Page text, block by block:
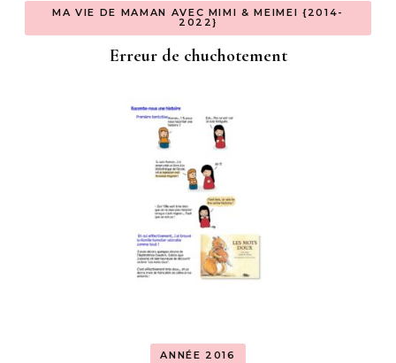
MA VIE DE MAMAN AVEC MIMI & MEIMEI {2014-
2022}
Erreur de chuchotement
ANNÉE 2016